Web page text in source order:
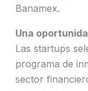
Banamex.
Una
Las startups
programa de
sector